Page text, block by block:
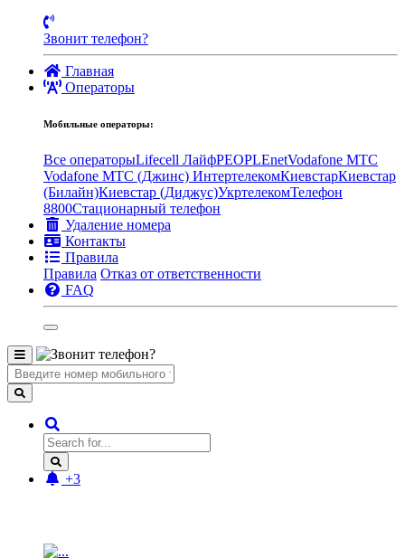
Звонит телефон?
Главная
Операторы
Мобильные операторы:
Все операторыLifecell ЛайфPEOPLEnetVodafone MTC
Vodafone МТС (Джинс) ИнтертелекомКиевстарКиевстар
(Билайн)Киевстар (Диджус)УкртелекомТелефон
8800Стационарный телефон
Удаление номера
Контакты
Правила
Правила Отказ от ответственности
FAQ
+3